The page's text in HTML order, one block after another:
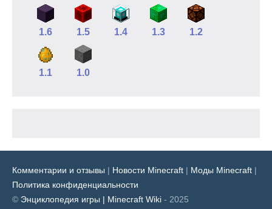
1.6 1.5 1.4 1.3 1.2
1.1 1.0
Комментарии и отзывы | Новости Minecraft | Моды Minecraft |
Политика конфиденциальности
© Энциклопедия игры | Minecraft Wiki - 2025